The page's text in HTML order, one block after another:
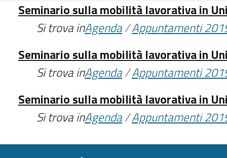
Seminario sulla mobilità lavorativa in
Si trova inAgenda/Appuntamenti
Seminario sulla mobilità lavorativa in
Si trova inAgenda/Appuntamenti
Seminario sulla mobilità lavorativa in
Si trova inAgenda/Appuntamenti